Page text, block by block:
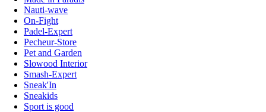
Nauti-wave
On-Fight
Padel-Expert
Pecheur-Store
Pet and Garden
Slowood Interior
Smash-Expert
Sneak'In
Sneakids
Sport is good